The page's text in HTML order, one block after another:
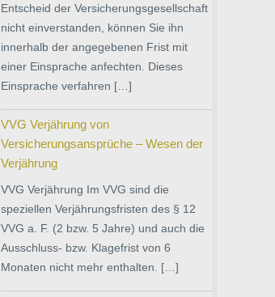
Entscheid der Versicherungsgesellschaft
nicht einverstanden, können Sie ihn
innerhalb der angegebenen Frist mit
einer Einsprache anfechten. Dieses
Einsprache verfahren […]
VVG Verjährung von
Versicherungsansprüche – Wesen der
Verjährung
VVG Verjährung Im VVG sind die
speziellen Verjährungsfristen des § 12
VVG a. F. (2 bzw. 5 Jahre) und auch die
Ausschluss- bzw. Klagefrist von 6
Monaten nicht mehr enthalten. […]